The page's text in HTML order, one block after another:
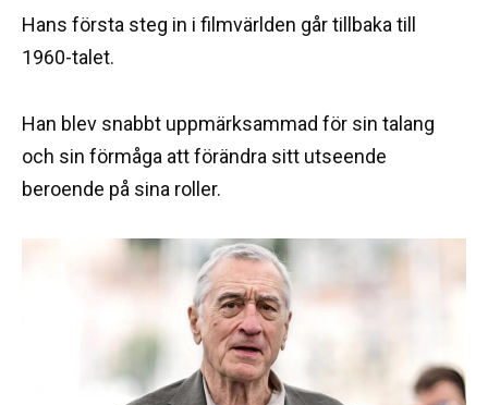
Hans första steg in i filmvärlden går tillbaka till
1960-talet.
Han blev snabbt uppmärksammad för sin talang
och sin förmåga att förändra sitt utseende
beroende på sina roller.